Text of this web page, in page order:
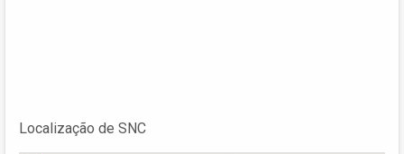
Localização de SNC